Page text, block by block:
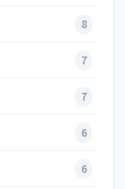
8
7
7
6
6